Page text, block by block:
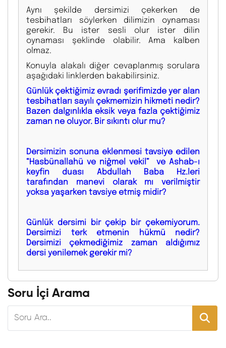
Aynı şekilde dersimizi çekerken de
tesbihatları söylerken dilimizin oynaması
gerekir. Bu ister sesli olur ister dilin
oynaması şeklinde olabilir. Ama kalben
olmaz.
Konuyla alakalı diğer cevaplanmış sorulara
aşağıdaki linklerden bakabilirsiniz.
Günlük çektiğimiz evradı şerifimizde yer alan
tesbihatları sayılı çekmemizin hikmeti nedir?
Bazen dalgınlıkla eksik veya fazla çektiğimiz
zaman ne oluyor. Bir sıkıntı olur mu?
Dersimizin sonuna eklenmesi tavsiye edilen
“Hasbünallahü ve niğmel vekil” ve Ashab-ı
keyfin duası Abdullah Baba Hz.leri
tarafından manevi olarak mı verilmiştir
yoksa yaşarken tavsiye etmiş midir?
Günlük dersimi bir çekip bir çekemiyorum.
Dersimizi terk etmenin hükmü nedir?
Dersimizi çekmediğimiz zaman aldığımız
dersi yenilemek gerekir mi?
Soru İçi Arama